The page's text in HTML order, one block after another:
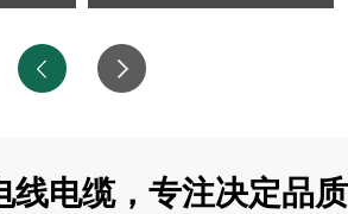
线电缆，专注决定品质